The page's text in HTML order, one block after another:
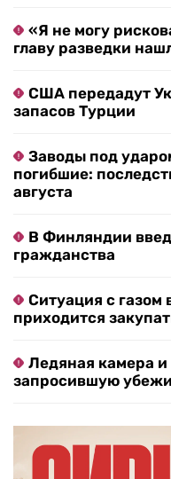
«Я не могу
главу разведки
США передадут
запасов Турции
Заводы под
погибшие:
августа
В Финляндии
гражданства
Ситуация с газом
приходится
Ледяная камера
запросившую